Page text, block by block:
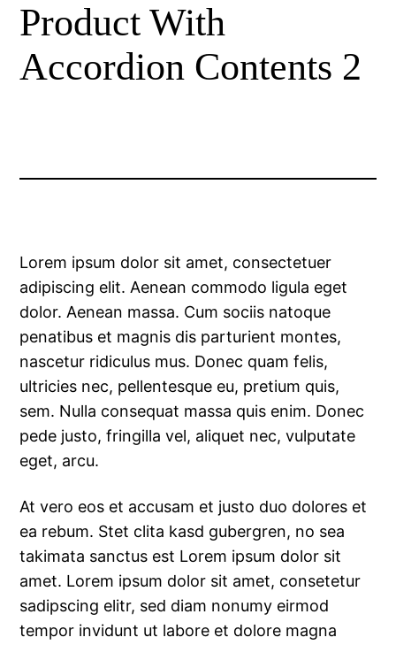
Product With
Accordion Contents 2
Lorem ipsum dolor sit amet, consectetuer
adipiscing elit. Aenean commodo ligula eget
dolor. Aenean massa. Cum sociis natoque
penatibus et magnis dis parturient montes,
nascetur ridiculus mus. Donec quam felis,
ultricies nec, pellentesque eu, pretium quis,
sem. Nulla consequat massa quis enim. Donec
pede justo, fringilla vel, aliquet nec, vulputate
eget, arcu.
At vero eos et accusam et justo duo dolores et
ea rebum. Stet clita kasd gubergren, no sea
takimata sanctus est Lorem ipsum dolor sit
amet. Lorem ipsum dolor sit amet, consetetur
sadipscing elitr, sed diam nonumy eirmod
tempor invidunt ut labore et dolore magna